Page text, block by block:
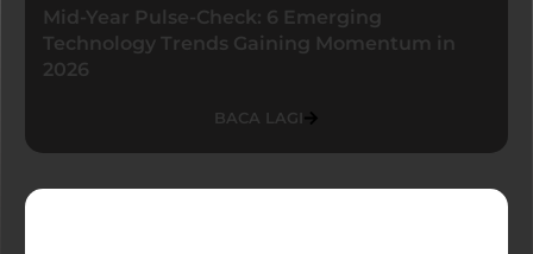
Mid-Year Pulse-Check: 6 Emerging
Technology Trends Gaining Momentum in
2026
BACA LAGI